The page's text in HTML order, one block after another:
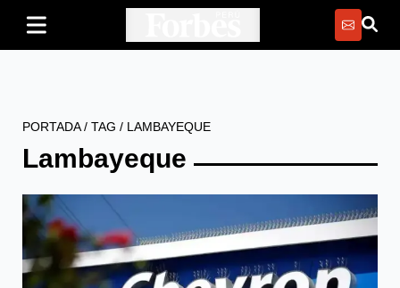
PORTADA/ TAG / LAMBAYEQUE
Lambayeque